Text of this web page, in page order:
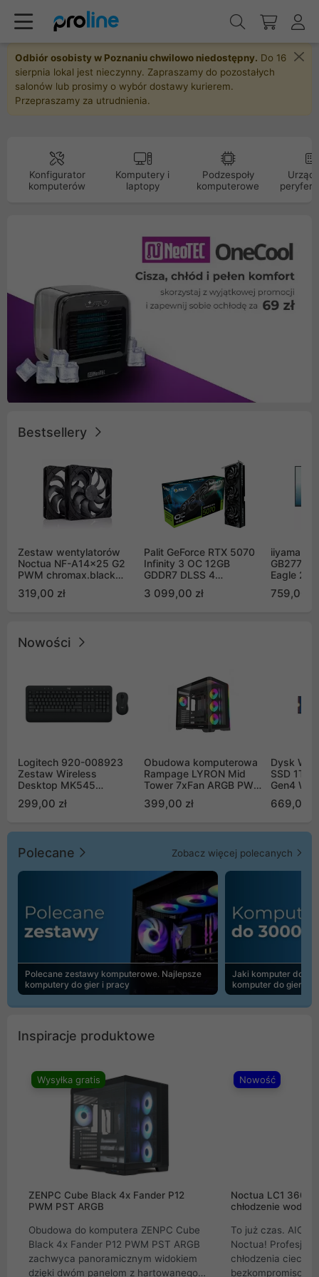
Odbiór osobisty w Poznaniu chwilowo niedostępny. Do 16
sierpnia lokal jest nieczynny. Zapraszamy do pozostałych
salonów lub prosimy o wybór dostawy kurierem.
Przepraszamy za utrudnienia.
Konfigurator
komputerów
Komputery i
laptopy
Podzespoły
komputerowe
Bestsellery
Zestaw wentylatorów
Noctua NF-A14x25 G2
PWM chromax.black
Push Pull (2szt)
319,00 zł
Palit GeForce RTX 5070
Infinity 3 OC 12GB
GDDR7 DLSS 4
GB2050S)
3 099,00 zł
iiyama G-
Eagle 27"
759,00 zł
Nowości
Logitech 920-008923
Zestaw Wireless
Desktop MK545
299,00 zł
Obudowa komputerowa
Rampage LYRON Mid
Tower 7xFan ARGB PWM
399,00 zł
Dysk WD
SSD 1TB
Gen4
669,00
Polecane Zobacz więcej polecanych
Polecane zestawy komputerowe. Najlepsze
komputery do gier i pracy
Jaki komputer do
komputer do gier |
Inspiracje produktowe
Wysyłka gratis
ZENPC Cube Black 4x Fander P12
PWM PST ARGB
Obudowa do komputera ZENPC Cube
Black 4x Fander P12 PWM PST ARGB
zachwyca panoramicznym widokiem
dzięki dwóm panelom z hartowanego
Nowość
Noctua LC1
chłodzenie wodne
To już czas. AIO
Noctua!
chłodzenia cieczą